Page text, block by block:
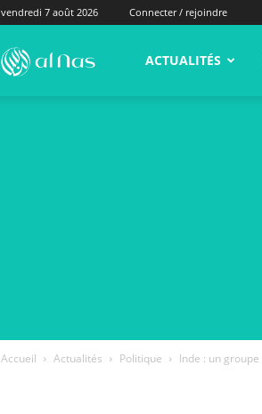
vendredi 7 août 2026 Connecter / rejoindre
alNas.fr ACTUALITÉS
Accueil Actualités Politique Inde : un